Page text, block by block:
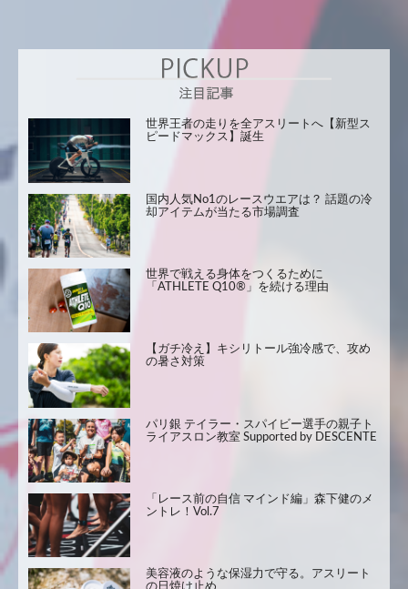
世界王者の走りを全アスリートへ【新型ス
ピードマックス】誕生
国内人気No1のレースウエアは？ 話題の冷
却アイテムが当たる市場調査
世界で戦える身体をつくるために
「ATHLETE Q10®」を続ける理由
【ガチ冷え】キシリトール強冷感で、攻め
の暑さ対策
パリ銀 テイラー・スパイビー選手の親子ト
ライアスロン教室 Supported by DESCENTE
「レース前の自信 マインド編」森下健のメ
ントレ！Vol.7
美容液のような保湿力で守る。アスリート